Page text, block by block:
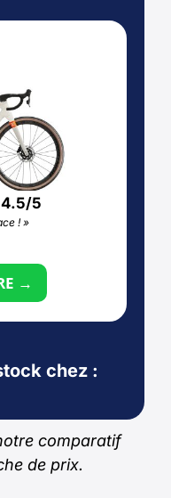
4.5/5
! »
→
chez :
comparatif
de prix.